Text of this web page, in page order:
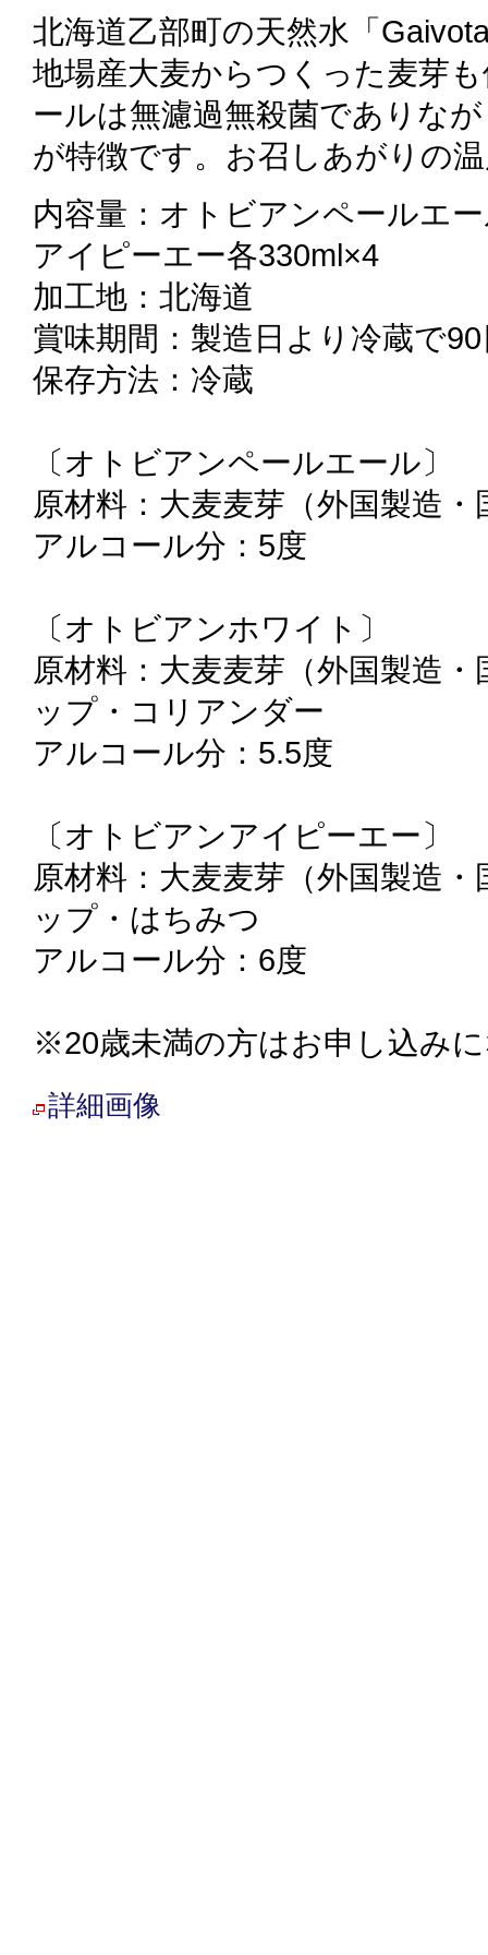
北海道乙部町の天然水「
地場産大麦からつくった麦芽
ールは無濾過無殺菌でありな
が特徴です。お召しあがりの
内容量：オトビアンペールエ
アイピーエー各330ml×4
加工地：北海道
賞味期間：製造日より冷蔵で
保存方法：冷蔵
〔オトビアンペールエール〕
原材料：大麦麦芽（外国製造
アルコール分：5度
〔オトビアンホワイト〕
原材料：大麦麦芽（外国製造
ップ・コリアンダー
アルコール分：5.5度
〔オトビアンアイピーエー〕
原材料：大麦麦芽（外国製造
ップ・はちみつ
アルコール分：6度
※20歳未満の方はお申し込み
詳細画像